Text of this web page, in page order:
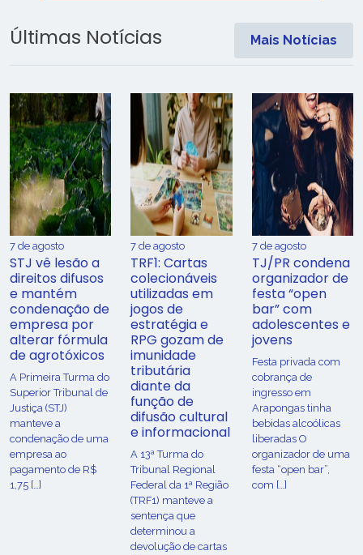
Últimas Notícias Mais Notícias
7 de agosto
STJ vê lesão a
direitos difusos
e mantém
condenação de
empresa por
alterar fórmula
de agrotóxicos
​A Primeira Turma do
Superior Tribunal de
Justiça (STJ)
manteve a
condenação de uma
empresa ao
pagamento de R$
1,75 […]
7 de agosto
TRF1: Cartas
colecionáveis
utilizadas em
jogos de
estratégia e
RPG gozam de
imunidade
tributária
diante da
função de
difusão cultural
e informacional
A 13ª Turma do
Tribunal Regional
Federal da 1ª Região
(TRF1) manteve a
sentença que
determinou a
devolução de cartas
7 de agosto
TJ/PR condena
organizador de
festa “open
bar” com
adolescentes e
jovens
Festa privada com
cobrança de
ingresso em
Arapongas tinha
bebidas alcoólicas
liberadas O
organizador de uma
festa “open bar”,
com […]